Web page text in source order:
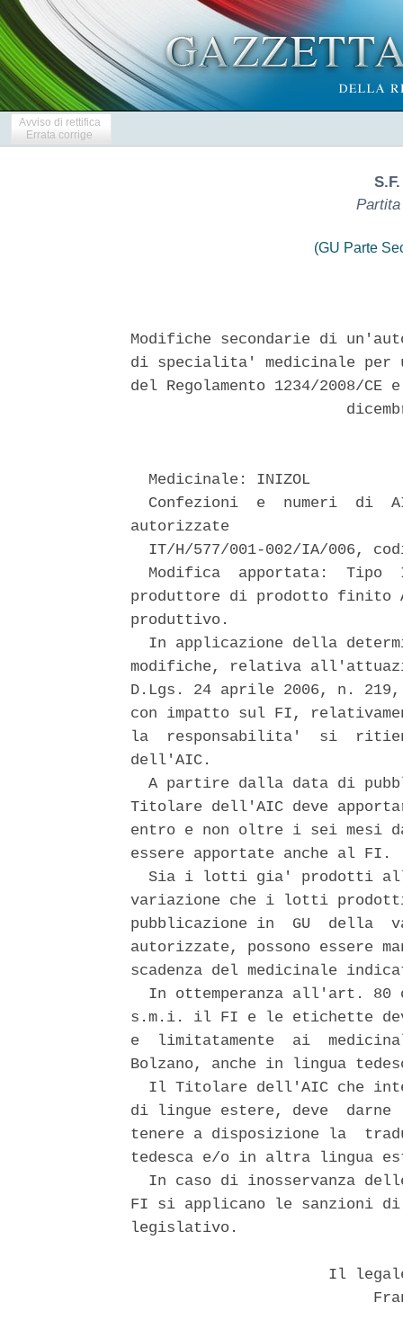
Avviso di rettifica
Errata corrige
Partita
(GU Parte
Modifiche secondarie di
di specialita' medicinale per
del Regolamento 1234/2008/
  Medicinale: INIZOL
Confezioni  e  numeri  di
autorizzate
IT/H/577/001-002/IA/006,
Modifica  apportata:  Tipo
produttore di prodotto
produttivo.
In applicazione della
modifiche, relativa
D.Lgs. 24 aprile 2006, n.
con impatto sul FI,
la  responsabilita'  si
dell'AIC.
A partire dalla data di
Titolare dell'AIC deve
entro e non oltre i sei mesi
essere apportate anche al FI.
Sia i lotti gia' prodotti
variazione che i lotti
pubblicazione in  GU  della
autorizzate, possono essere
scadenza del medicinale
In ottemperanza all'art. 80
s.m.i. il FI e le etichette
e  limitatamente  ai
Bolzano, anche in lingua
Il Titolare dell'AIC che
di lingue estere, deve  darne
tenere a disposizione la
tedesca e/o in altra lingua
In caso di inosservanza
FI si applicano le sanzioni
legislativo.
Il